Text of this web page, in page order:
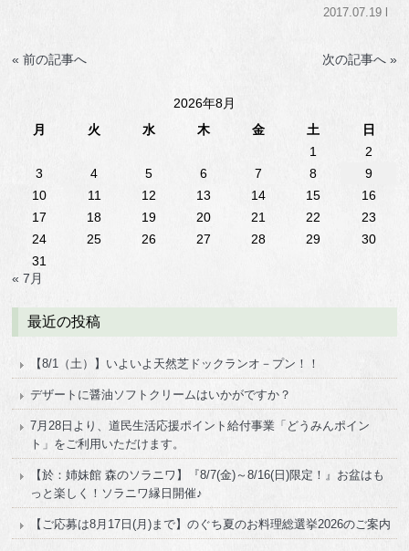
2017.07.19 l
« 前の記事へ 次の記事へ »
2026年8月
月
火 水 木 金 土
日
1
2
3
4 5 6 7 8
9
10
11 12 13 14 15
16
17
18 19 20 21 22
23
24
25 26 27 28 29
30
31
« 7月
最近の投稿
【8/1（土）】いよいよ天然芝ドックランオ－プン！！
デザートに醤油ソフトクリームはいかがですか？
7月28日より、道民生活応援ポイント給付事業「どうみんポイン
ト」をご利用いただけます。
【於：姉妹館 森のソラニワ】『8/7(金)～8/16(日)限定！』お盆はも
っと楽しく！ソラニワ縁日開催♪
【ご応募は8月17日(月)まで】のぐち夏のお料理総選挙2026のご案内